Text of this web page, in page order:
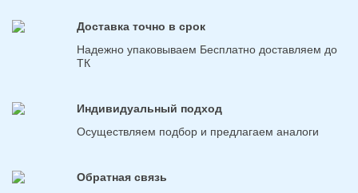
Доставка точно в срок
Надежно упаковываем Бесплатно доставляем до
ТК
Индивидуальный подход
Осуществляем подбор и предлагаем аналоги
Обратная связь